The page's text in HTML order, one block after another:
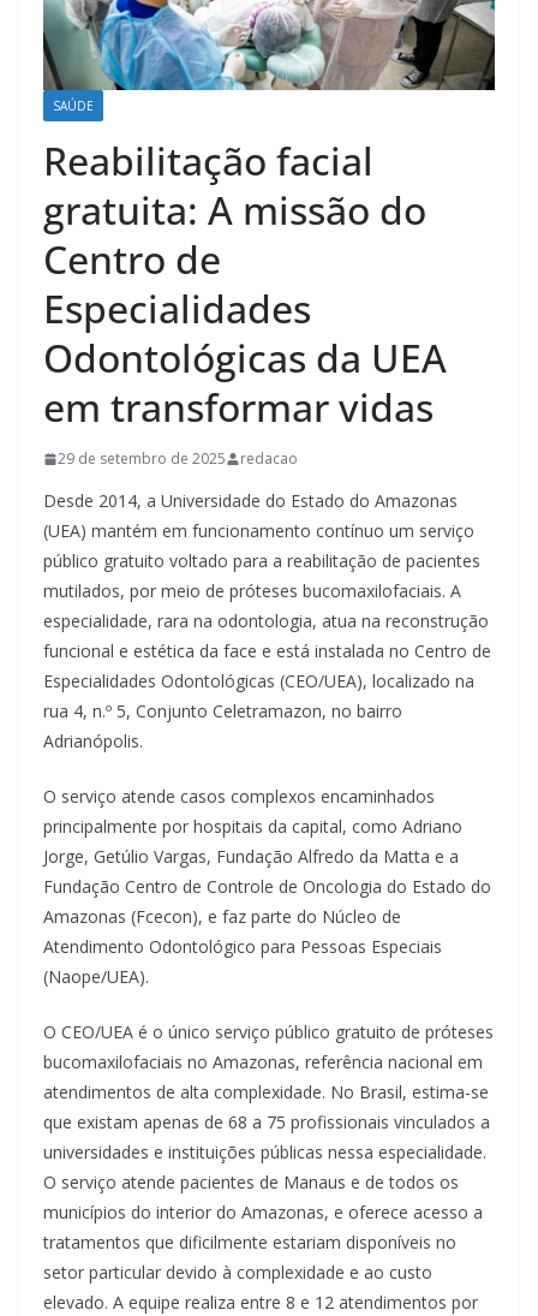
SAÚDE
Reabilitação facial
gratuita: A missão do
Centro de
Especialidades
Odontológicas da UEA
em transformar vidas
29 de setembro de 2025 redacao
Desde 2014, a Universidade do Estado do Amazonas
(UEA) mantém em funcionamento contínuo um serviço
público gratuito voltado para a reabilitação de pacientes
mutilados, por meio de próteses bucomaxilofaciais. A
especialidade, rara na odontologia, atua na reconstrução
funcional e estética da face e está instalada no Centro de
Especialidades Odontológicas (CEO/UEA), localizado na
rua 4, n.º 5, Conjunto Celetramazon, no bairro
Adrianópolis.
O serviço atende casos complexos encaminhados
principalmente por hospitais da capital, como Adriano
Jorge, Getúlio Vargas, Fundação Alfredo da Matta e a
Fundação Centro de Controle de Oncologia do Estado do
Amazonas (Fcecon), e faz parte do Núcleo de
Atendimento Odontológico para Pessoas Especiais
(Naope/UEA).
O CEO/UEA é o único serviço público gratuito de próteses
bucomaxilofaciais no Amazonas, referência nacional em
atendimentos de alta complexidade. No Brasil, estima-se
que existam apenas de 68 a 75 profissionais vinculados a
universidades e instituições públicas nessa especialidade.
O serviço atende pacientes de Manaus e de todos os
municípios do interior do Amazonas, e oferece acesso a
tratamentos que dificilmente estariam disponíveis no
setor particular devido à complexidade e ao custo
elevado. A equipe realiza entre 8 e 12 atendimentos por